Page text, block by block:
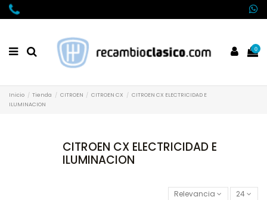
0
Inicio Tienda CITROEN CITROEN CX
CITROEN CX ELECTRICIDAD E
ILUMINACION
CITROEN CX ELECTRICIDAD E
ILUMINACION
Relevancia 24